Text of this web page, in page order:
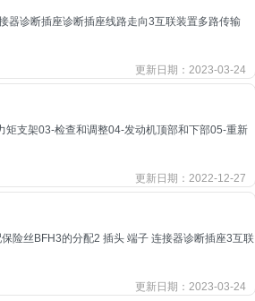
器诊断插座诊断插座线路走向3互联装置多路传输
更新日期：2023-03-24
支架03-检查和调整04-发动机顶部和下部05-重新
更新日期：2022-12-27
险丝BFH3的分配2 插头 端子 连接器诊断插座3互联
更新日期：2023-03-24